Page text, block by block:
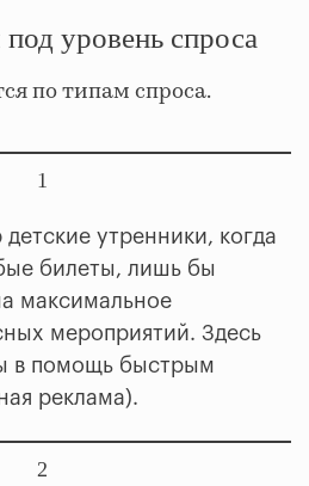
уровень спроса
по типам спроса.
1
утренники, когда
билеты, лишь бы
максимальное
мероприятий. Здесь
в помощь быстрым
реклама).
2